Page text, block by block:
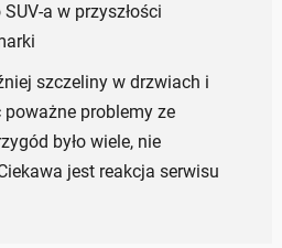
a w przyszłości
szczeliny w drzwiach i
problemy ze
było wiele, nie
jest reakcja serwisu